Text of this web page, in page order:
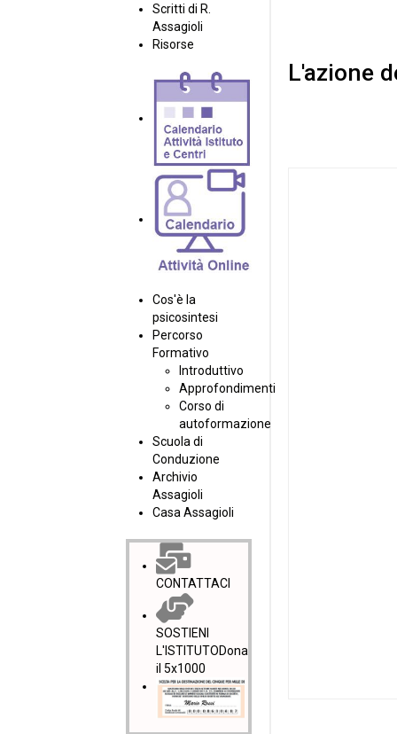
Scritti di R.
Assagioli
Risorse
Cos'è la
psicosintesi
Percorso
Formativo
Introduttivo
Approfondimenti
Corso di
autoformazione
Scuola di
Conduzione
Archivio
Assagioli
Casa Assagioli
CONTATTACI
SOSTIENI
L'ISTITUTODona
il 5x1000
L'azione